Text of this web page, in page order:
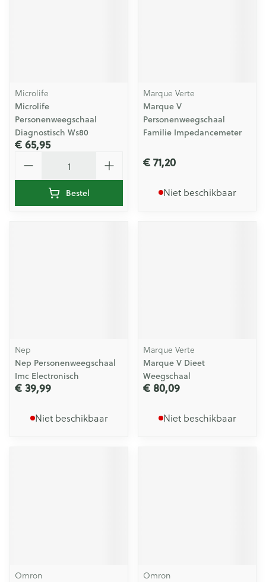
Microlife
Microlife
Personenweegschaal
Diagnostisch Ws80
€ 65,95
Bestel
Marque Verte
Marque V
Personenweegschaal
Familie Impedancemeter
€ 71,20
Niet beschikbaar
Nep
Nep Personenweegschaal
Imc Electronisch
€ 39,99
Niet beschikbaar
Marque Verte
Marque V Dieet
Weegschaal
€ 80,09
Niet beschikbaar
Omron Omron